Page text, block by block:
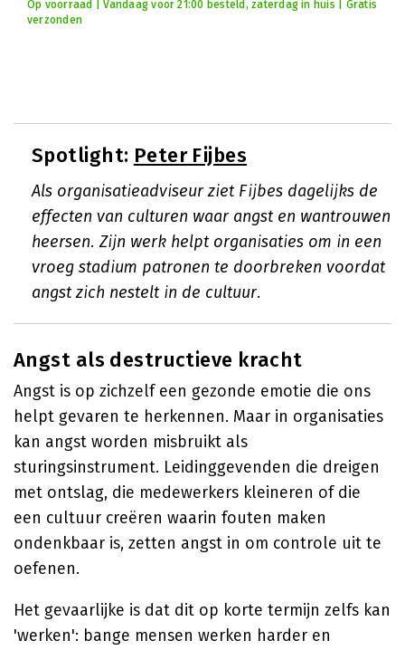
Op voorraad | Vandaag voor 21:00 besteld, zaterdag in huis | Gratis
verzonden
Spotlight: Peter Fijbes
Als organisatieadviseur ziet Fijbes dagelijks de
effecten van culturen waar angst en wantrouwen
heersen. Zijn werk helpt organisaties om in een
vroeg stadium patronen te doorbreken voordat
angst zich nestelt in de cultuur.
Angst als destructieve kracht
Angst is op zichzelf een gezonde emotie die ons
helpt gevaren te herkennen. Maar in organisaties
kan angst worden misbruikt als
sturingsinstrument. Leidinggevenden die dreigen
met ontslag, die medewerkers kleineren of die
een cultuur creëren waarin fouten maken
ondenkbaar is, zetten angst in om controle uit te
oefenen.
Het gevaarlijke is dat dit op korte termijn zelfs kan
'werken': bange mensen werken harder en